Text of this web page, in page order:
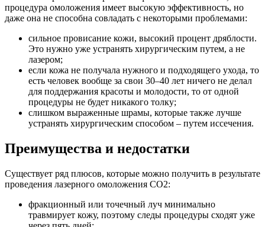
процедура омоложения имеет высокую эффективность, но
даже она не способна совладать с некоторыми проблемами:
сильное провисание кожи, высокий процент дряблости.
Это нужно уже устранять хирургическим путем, а не
лазером;
если кожа не получала нужного и подходящего ухода, то
есть человек вообще за свои 30–40 лет ничего не делал
для поддержания красоты и молодости, то от одной
процедуры не будет никакого толку;
слишком выраженные шрамы, которые также лучше
устранять хирургическим способом – путем иссечения.
Преимущества и недостатки
Существует ряд плюсов, которые можно получить в результате
проведения лазерного омоложения СО2:
фракционный или точечный луч минимально
травмирует кожу, поэтому следы процедуры сходят уже